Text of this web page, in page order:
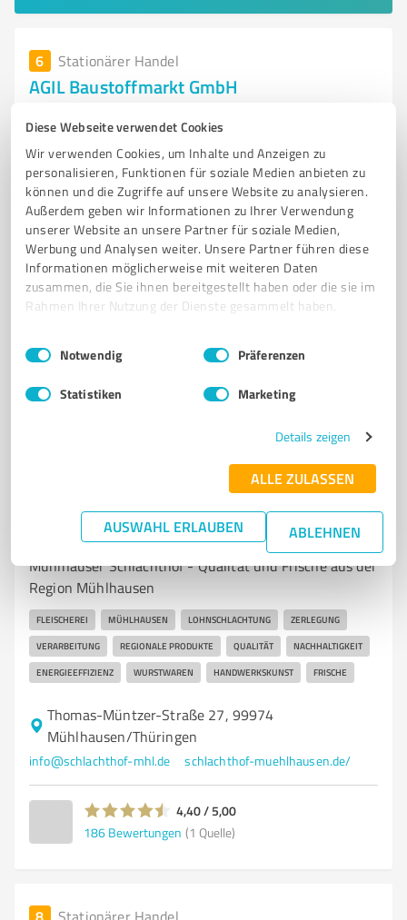
Diese Webseite verwendet Cookies
Wir verwenden Cookies, um Inhalte und Anzeigen zu
personalisieren, Funktionen für soziale Medien anbieten zu
können und die Zugriffe auf unsere Website zu analysieren.
Außerdem geben wir Informationen zu Ihrer Verwendung
unserer Website an unsere Partner für soziale Medien,
Werbung und Analysen weiter. Unsere Partner führen diese
Informationen möglicherweise mit weiteren Daten
zusammen, die Sie ihnen bereitgestellt haben oder die sie im
Rahmen Ihrer Nutzung der Dienste gesammelt haben.
Impressum Datenschutzbestimmungen
Einwilligungsauswahl
Notwendig Präferenzen
Statistiken Marketing
Details zeigen
ALLE ZULASSEN
AUSWAHL ERLAUBEN ABLEHNEN
6 Stationärer Handel
AGIL Baustoffmarkt GmbH
und Kläranlagen in Mühlhause
BAUSTOFFMARKT ZISTERNEN REGENWASSERNUTZUNG
KLÄRANLAGEN ERDTANKS KUNSTSTOFF BETON
WASSERSPEICHER MÜHLHAUSEN
NACHHALTIGE LÖSUNGEN
Hollenbacher Landstraße 1, 99974
Mühlhausen/Thüringen
www.zisternendiscount.de/
4,40 / 5,00
Stationärer Handel
Mühlhäuser Schlachthof Mühlhausen
Mühlhäuser Schlachthof - Qualität und Frische aus der
Region Mühlhausen
FLEISCHEREI MÜHLHAUSEN LOHNSCHLACHTUNG ZERLEGUNG
VERARBEITUNG REGIONALE PRODUKTE QUALITÄT NACHHALTIGKEIT
ENERGIEEFFIZIENZ WURSTWAREN HANDWERKSKUNST FRISCHE
Thomas-Müntzer-Straße 27, 99974
Mühlhausen/Thüringen
info@schlachthof-mhl.de schlachthof-muehlhausen.de/
4,40 / 5,00
186 Bewertungen (1 Quelle)